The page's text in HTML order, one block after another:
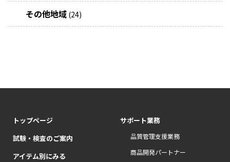
その他地域 (24)
トップページ
試験・検査のご案内
アイテム別にみる
サポート業務
品質管理支援業務
商品開発パートナー